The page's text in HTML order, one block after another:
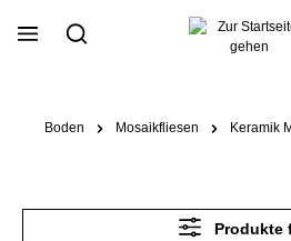
springen
Boden Mosaikfliesen Keramik
Produkte